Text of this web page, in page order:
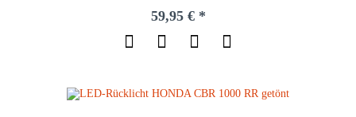
59,95 € *